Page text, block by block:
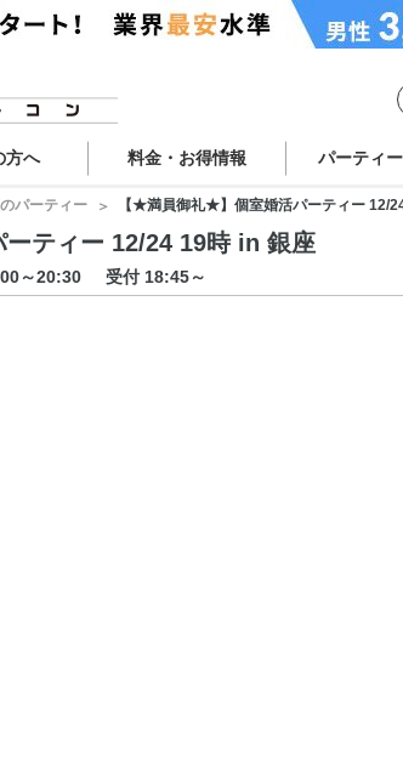
方へ 料金・お得情報 パーティ
パーティー 【★満員御礼★】個室婚活パーティー 12/
ティー 12/24 19時 in 銀座
～20:30 受付 18:45～